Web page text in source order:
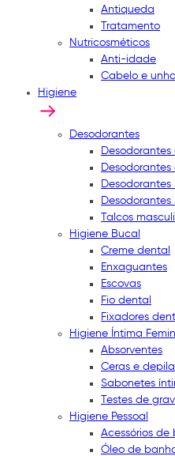
Antiqueda
Tratamento
Nutricosméticos
Anti-idade
Cabelo e unha
Higiene
Desodorantes
Desodorantes
Talcos
Higiene Bucal
Creme dental
Enxaguantes
Escovas
Fio dental
Fixadores
Higiene Íntima
Absorventes
Ceras e
Sabonetes
Testes de
Higiene Pessoal
Acessórios de
Óleo de